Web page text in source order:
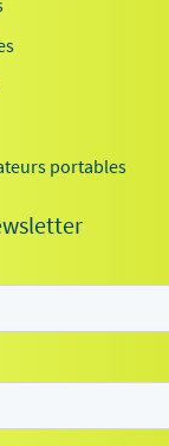
portables